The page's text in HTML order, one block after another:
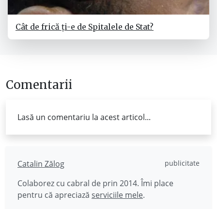
Cât de frică ți-e de Spitalele de Stat?
Comentarii
Lasă un comentariu la acest articol...
Catalin Zălog publicitate
Colaborez cu cabral de prin 2014. Îmi place
pentru că apreciază serviciile mele.